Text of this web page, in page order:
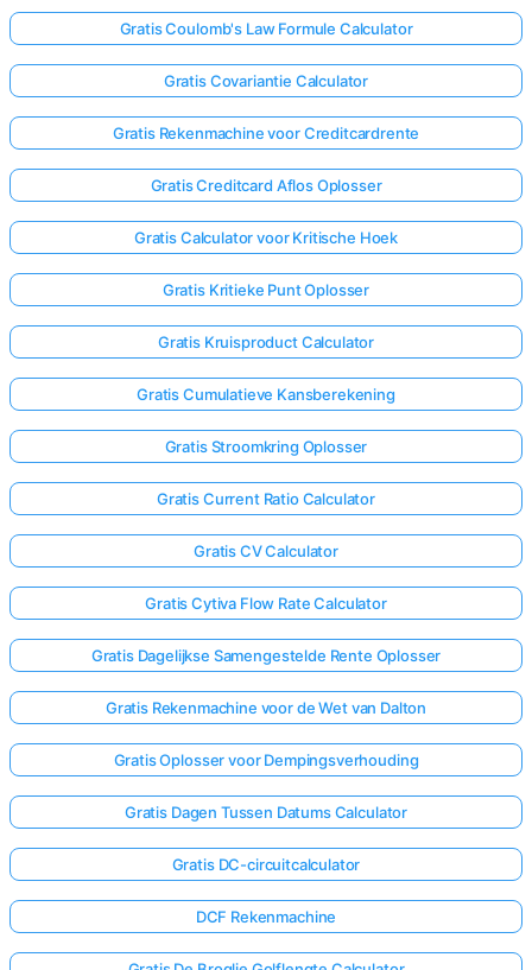
Gratis Coulomb's Law Formule Calculator
Gratis Covariantie Calculator
Gratis Rekenmachine voor Creditcardrente
Gratis Creditcard Aflos Oplosser
Gratis Calculator voor Kritische Hoek
Gratis Kritieke Punt Oplosser
Gratis Kruisproduct Calculator
Gratis Cumulatieve Kansberekening
Gratis Stroomkring Oplosser
Gratis Current Ratio Calculator
Gratis CV Calculator
Gratis Cytiva Flow Rate Calculator
Gratis Dagelijkse Samengestelde Rente Oplosser
Gratis Rekenmachine voor de Wet van Dalton
Gratis Oplosser voor Dempingsverhouding
Gratis Dagen Tussen Datums Calculator
Gratis DC-circuitcalculator
DCF Rekenmachine